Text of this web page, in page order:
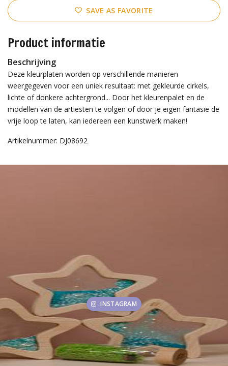
SAVE AS FAVORITE
Product informatie
Beschrijving
Deze kleurplaten worden op verschillende manieren
weergegeven voor een uniek resultaat: met gekleurde cirkels,
lichte of donkere achtergrond... Door het kleurenpalet en de
modellen van de artiesten te volgen of door je eigen fantasie de
vrije loop te laten, kan iedereen een kunstwerk maken!
Artikelnummer: DJ08692
INSTAGRAM